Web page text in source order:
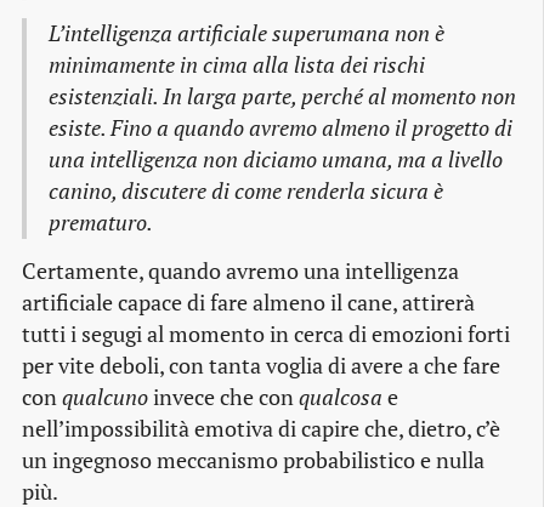
L’intelligenza artificiale superumana non è
minimamente in cima alla lista dei rischi
esistenziali. In larga parte, perché al momento non
esiste. Fino a quando avremo almeno il progetto di
una intelligenza non diciamo umana, ma a livello
canino, discutere di come renderla sicura è
prematuro.
Certamente, quando avremo una intelligenza
artificiale capace di fare almeno il cane, attirerà
tutti i segugi al momento in cerca di emozioni forti
per vite deboli, con tanta voglia di avere a che fare
con qualcunoinvece che con qualcosa e
nell’impossibilità emotiva di capire che, dietro, c’è
un ingegnoso meccanismo probabilistico e nulla
più.